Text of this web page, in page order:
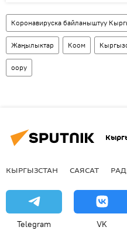
Коронавируска байланыштуу
Жаңылыктар Коом
оору
КЫРГЫЗСТАН САЯСАТ
Telegram VK